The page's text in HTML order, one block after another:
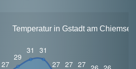
Temperatur in Gstadt am